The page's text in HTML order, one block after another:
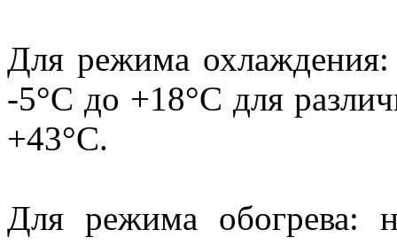
Для режима охлаждения:
-5°С до +18°С для
+43°С.
Для режима обогрева: